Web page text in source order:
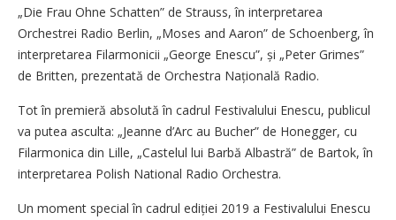
„Die Frau Ohne Schatten” de Strauss, în interpretarea
Orchestrei Radio Berlin, „Moses and Aaron” de Schoenberg, în
interpretarea Filarmonicii „George Enescu”, și „Peter Grimes”
de Britten, prezentată de Orchestra Națională Radio.
Tot în premieră absolută în cadrul Festivalului Enescu, publicul
va putea asculta: „Jeanne d’Arc au Bucher” de Honegger, cu
Filarmonica din Lille, „Castelul lui Barbă Albastră” de Bartok, în
interpretarea Polish National Radio Orchestra.
Un moment special în cadrul ediției 2019 a Festivalului Enescu